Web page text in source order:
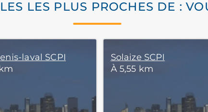
LES PLUS PROCHES DE :
laval SCPI
Solaize SCPI
À 5,55 km